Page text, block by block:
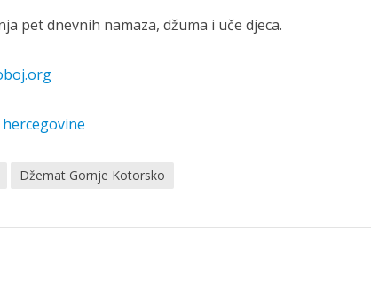
pet dnevnih namaza, džuma i uče djeca.
Džemat Gornje Kotorsko